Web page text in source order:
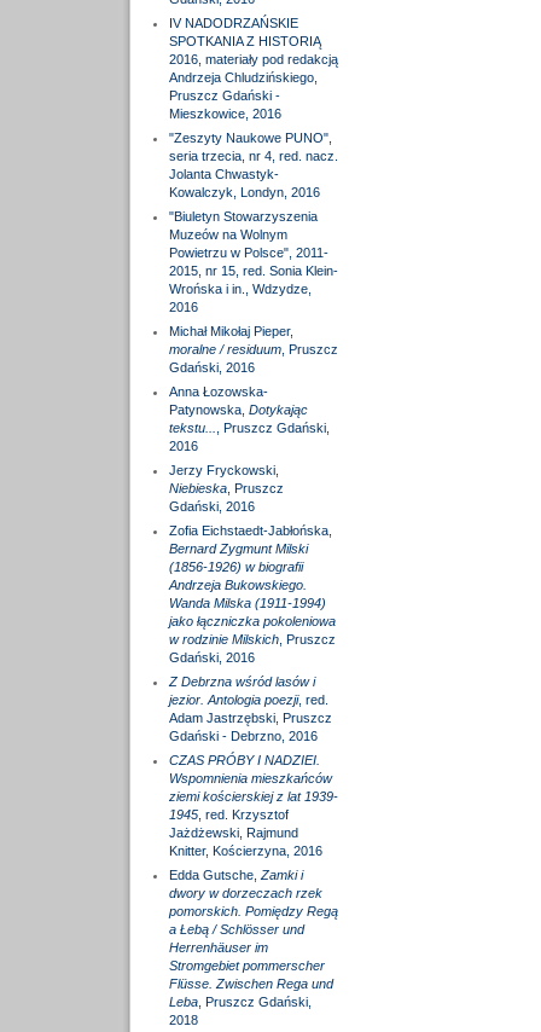
IV NADODRZAŃSKIE
SPOTKANIA Z HISTORIĄ
2016, materiały pod redakcją
Andrzeja Chludzińskiego,
Pruszcz Gdański -
Mieszkowice, 2016
"Zeszyty Naukowe PUNO",
seria trzecia, nr 4, red. nacz.
Jolanta Chwastyk-
Kowalczyk, Londyn, 2016
"Biuletyn Stowarzyszenia
Muzeów na Wolnym
Powietrzu w Polsce", 2011-
2015, nr 15, red. Sonia Klein-
Wrońska i in., Wdzydze,
2016
Michał Mikołaj Pieper,
moralne / residuum, Pruszcz
Gdański, 2016
Anna Łozowska-
Patynowska, Dotykając
tekstu...
, Pruszcz Gdański,
2016
Jerzy Fryckowski,
Niebieska, Pruszcz
Gdański, 2016
Zofia Eichstaedt-Jabłońska,
Bernard Zygmunt Milski
(1856-1926) w biografii
Andrzeja Bukowskiego.
Wanda Milska (1911-1994)
jako łączniczka pokoleniowa
w rodzinie Milskich, Pruszcz
Gdański, 2016
Z Debrzna wśród lasów i
jezior. Antologia poezji, red.
Adam Jastrzębski, Pruszcz
Gdański - Debrzno, 2016
CZAS PRÓBY I NADZIEI.
Wspomnienia mieszkańców
ziemi kościerskiej z lat 1939-
1945, red. Krzysztof
Jażdżewski, Rajmund
Knitter, Kościerzyna, 2016
Edda Gutsche, Zamki i
dwory w dorzeczach rzek
pomorskich. Pomiędzy Regą
a Łebą / Schlösser und
Herrenhäuser im
Stromgebiet pommerscher
Flüsse. Zwischen Rega und
Leba, Pruszcz Gdański,
2018